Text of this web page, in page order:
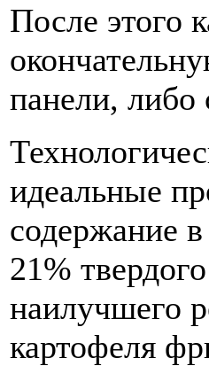
После этого
панели, либо
идеальные
содержание
21%
наилучшего
картофеля